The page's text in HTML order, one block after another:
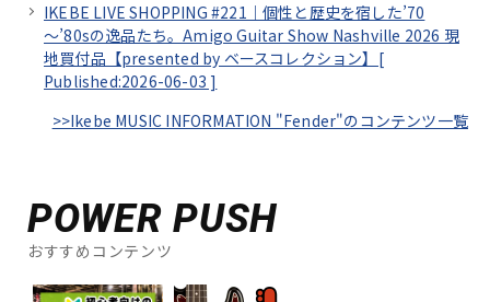
IKEBE LIVE SHOPPING #221｜個性と歴史を宿した’70
～’80sの逸品たち。Amigo Guitar Show Nashville 2026 現
地買付品【presented by ベースコレクション】[
Published:2026-06-03 ]
>>Ikebe MUSIC INFORMATION "Fender"のコンテンツ一覧
POWER PUSH
おすすめコンテンツ